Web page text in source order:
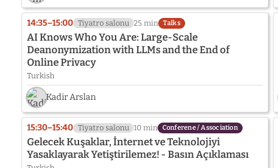
14:35–15:00 Tiyatro salonu 25 min Talks
AI Knows Who You Are: Large-Scale
Deanonymization with LLMs and the End of
Online Privacy
Turkish
Kadir Arslan
15:30–15:40 Tiyatro salonu 10 min Conferene / Association
Gelecek Kuşaklar, İnternet ve Teknolojiyi
Yasaklayarak Yetiştirilemez! - Basın Açıklaması